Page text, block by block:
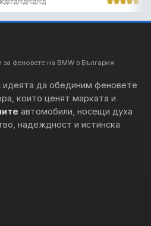
феновете на BMW в България
да обединим феновете
които ценят марката и
автомобили, носещи духа
надеждност и истинска